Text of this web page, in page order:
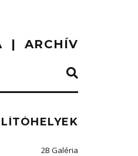
ARCHÍV
2B Galéria